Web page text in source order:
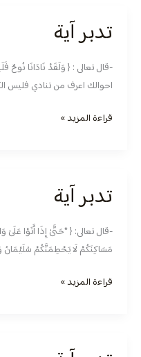
تدبر آية
احوالك اعرف من تنادي فليس
تدبر
قراءة المزيد »
تدبر آية
-قال تعالى: { *حَتَّىٰ إِذَا أَتَوْا عَلَىٰ
مَسَاكِنَكُمْ لَا يَحْطِمَنَّكُمْ سُلَيْمَانُ
تدبر
قراءة المزيد »